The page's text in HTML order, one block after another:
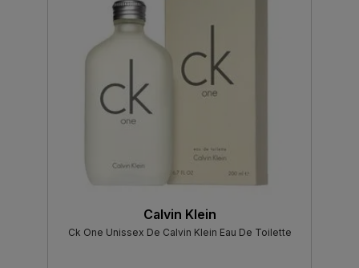
Calvin Klein
Ck One Unissex De Calvin Klein Eau De Toilette